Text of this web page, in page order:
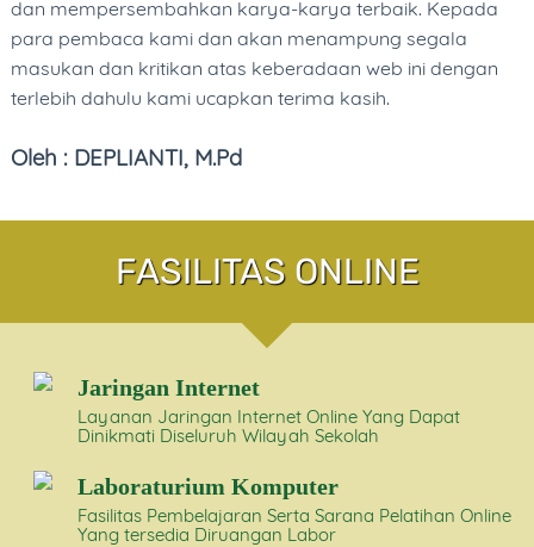
dan mempersembahkan karya-karya terbaik. Kepada
para pembaca kami dan akan menampung segala
masukan dan kritikan atas keberadaan web ini dengan
terlebih dahulu kami ucapkan terima kasih.
Oleh : DEPLIANTI, M.Pd
FASILITAS ONLINE
Jaringan Internet
Layanan Jaringan Internet Online Yang Dapat
Dinikmati Diseluruh Wilayah Sekolah
Laboraturium Komputer
Fasilitas Pembelajaran Serta Sarana Pelatihan Online
Yang tersedia Diruangan Labor